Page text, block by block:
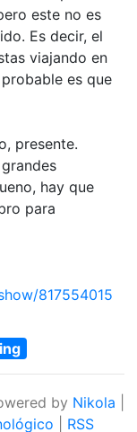
este no es
Es decir, el
viajando en
es que
presente.
hay que
para
817554015
by Nikola
RSS